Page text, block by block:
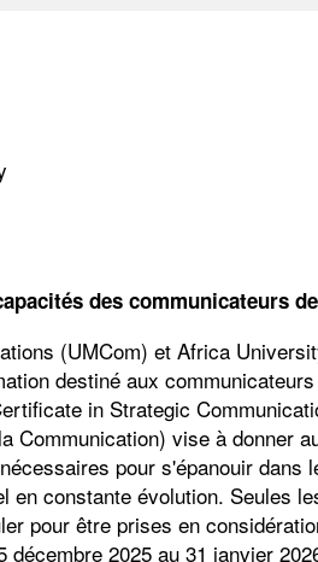
des communicateurs
(UMCom) et Africa
destiné aux
in Strategic
Communication) vise à donner
pour s'épanouir dans
en constante évolution. Seules
pour être prises en
2025 au 31 janvier